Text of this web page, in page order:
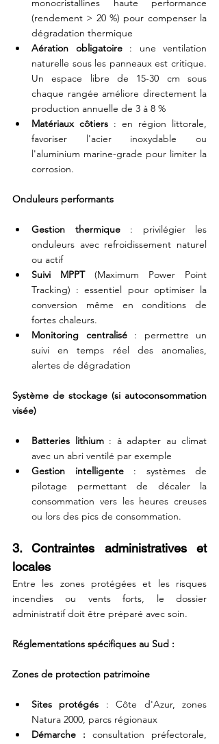
monocristallines haute performance
(rendement > 20 %) pour compenser la
dégradation thermique
Aération obligatoire : une ventilation
naturelle sous les panneaux est critique.
Un espace libre de 15-30 cm sous
chaque rangée améliore directement la
production annuelle de 3 à 8 %
Matériaux côtiers : en région littorale,
favoriser l'acier inoxydable ou
l'aluminium marine-grade pour limiter la
corrosion.
Onduleurs performants
Gestion thermique : privilégier les
onduleurs avec refroidissement naturel
ou actif
Suivi MPPT (Maximum Power Point
Tracking) : essentiel pour optimiser la
conversion même en conditions de
fortes chaleurs.
Monitoring centralisé : permettre un
suivi en temps réel des anomalies,
alertes de dégradation
Système de stockage (si autoconsommation
visée)
Batteries lithium : à adapter au climat
avec un abri ventilé par exemple
Gestion intelligente : systèmes de
pilotage permettant de décaler la
consommation vers les heures creuses
ou lors des pics de consommation.
3. Contraintes administratives et
locales
Entre les zones protégées et les risques
incendies ou vents forts, le dossier
administratif doit être préparé avec soin.
Réglementations spécifiques au Sud :
Zones de protection patrimoine
Sites protégés : Côte d'Azur, zones
Natura 2000, parcs régionaux
Démarche : consultation préfectorale,